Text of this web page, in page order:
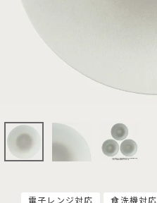
電子レンジ対応 食洗機対応